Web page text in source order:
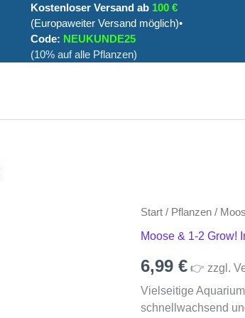
Kostenloser Versand ab 100 €
(Europaweiter Versand möglich)•
Code: NEUKUNDE25
(10% auf alle Pflanzen)
Start / Pflanzen /
Moose & 1-2 Grow!
6,99 € 👉 zzgl.
Vielseitige
schnellwachsend
Heteranthera
In
Menge